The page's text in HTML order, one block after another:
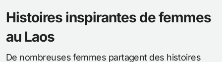
Histoires inspirantes de femmes
au Laos
De nombreuses femmes partagent des histoires